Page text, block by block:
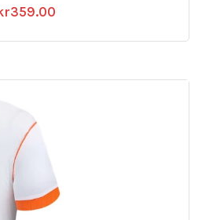
359.00